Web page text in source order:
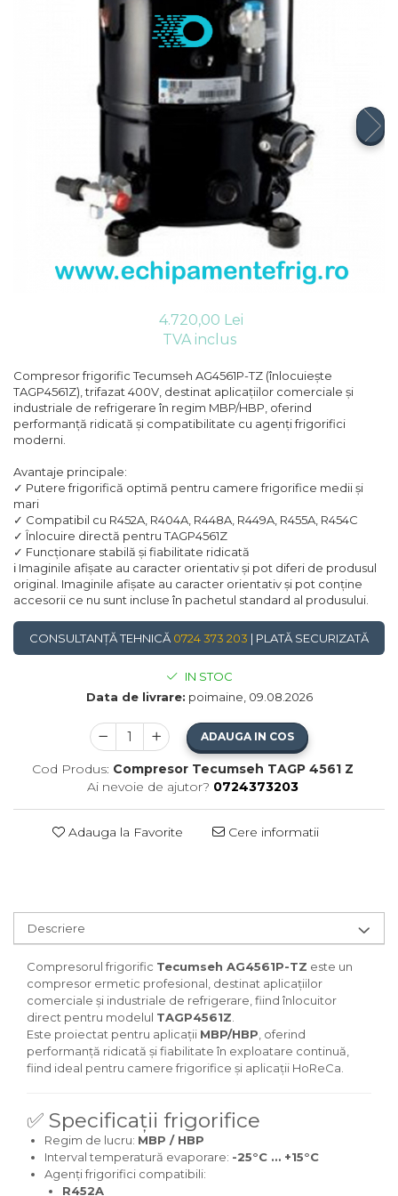
REZISTENTE SILICONICE
Ventilatoare EbmPapst
Ventilatoare WEIGUANG
VENTILATOARE AXIALE
Compresoare Cubigel R404a
Compresoare Jiaxipera
4.720,00 Lei
TVA inclus
Compresor frigorific Tecumseh AG4561P-TZ (înlocuiește
TAGP4561Z), trifazat 400V, destinat aplicațiilor comerciale și
industriale de refrigerare în regim MBP/HBP, oferind
performanță ridicată și compatibilitate cu agenți frigorifici
moderni.
Avantaje principale:
✓ Putere frigorifică optimă pentru camere frigorifice medii și
mari
✓ Compatibil cu R452A, R404A, R448A, R449A, R455A, R454C
✓ Înlocuire directă pentru TAGP4561Z
✓ Funcționare stabilă și fiabilitate ridicată
ℹ️ Imaginile afișate au caracter orientativ și pot diferi de produsul
original. Imaginile afișate au caracter orientativ și pot conține
accesorii ce nu sunt incluse în pachetul standard al produsului.
CONSULTANȚĂ TEHNICĂ 0724 373 203 | PLATĂ SECURIZATĂ
IN STOC
Data de livrare: poimaine, 09.08.2026
ADAUGA IN COS
Cod Produs: Compresor Tecumseh TAGP 4561 Z
Ai nevoie de ajutor? 0724373203
Adauga la Favorite Cere informatii
Descriere
Compresorul frigorific Tecumseh AG4561P-TZ este un
compresor ermetic profesional, destinat aplicațiilor
comerciale și industriale de refrigerare, fiind înlocuitor
direct pentru modelul TAGP4561Z
Este proiectat pentru aplicații MBP/HBP , oferind
performanță ridicată și fiabilitate în exploatare continuă,
fiind ideal pentru camere frigorifice și aplicații HoReCa.
✅ Specificații frigorifice
Regim de lucru: MBP / HBP
Interval temperatură evaporare: -25°C … +15°C
Agenți frigorifici compatibili:
R452A